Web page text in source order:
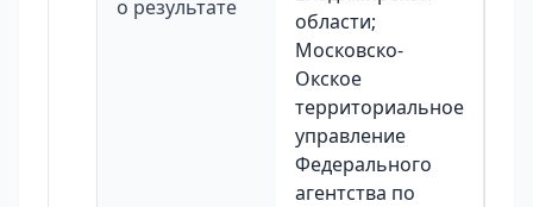
о результате
области;
Московско-
Окское
территориальное
управление
Федерального
агентства по